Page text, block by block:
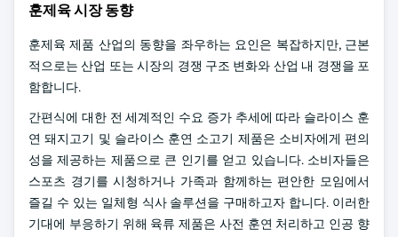
훈제육 시장 동향
훈제육 제품 산업의 동향을 좌우하는 요인은 복잡하지만, 근본
적으로는 산업 또는 시장의 경쟁 구조 변화와 산업 내 경쟁을 포
함합니다.
간편식에 대한 전 세계적인 수요 증가 추세에 따라 슬라이스 훈
연 돼지고기 및 슬라이스 훈연 소고기 제품은 소비자에게 편의
성을 제공하는 제품으로 큰 인기를 얻고 있습니다. 소비자들은
스포츠 경기를 시청하거나 가족과 함께하는 편안한 모임에서
즐길 수 있는 일체형 식사 솔루션을 구매하고자 합니다. 이러한
기대에 부응하기 위해 육류 제품은 사전 훈연 처리하고 인공 향